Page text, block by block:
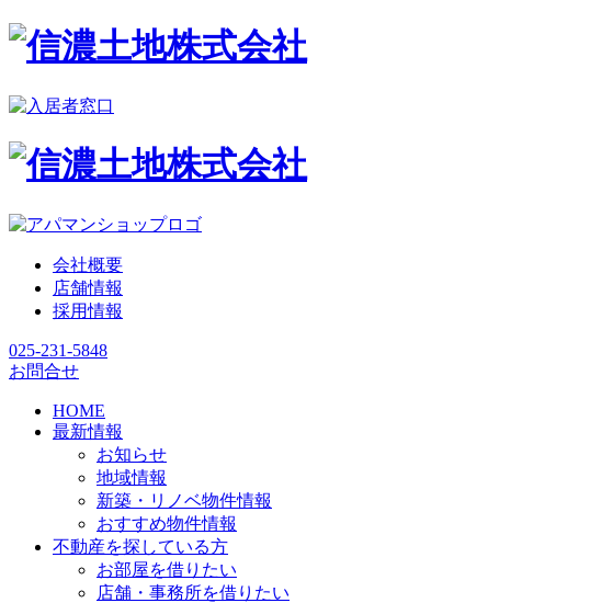
会社概要
店舗情報
採用情報
025-231-5848
お問合せ
HOME
最新情報
お知らせ
地域情報
新築・リノベ物件情報
おすすめ物件情報
不動産を探している方
お部屋を借りたい
店舗・事務所を借りたい